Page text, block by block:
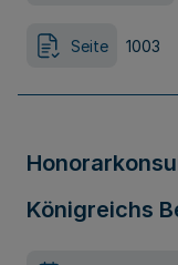
Seite 1003
Königreichs